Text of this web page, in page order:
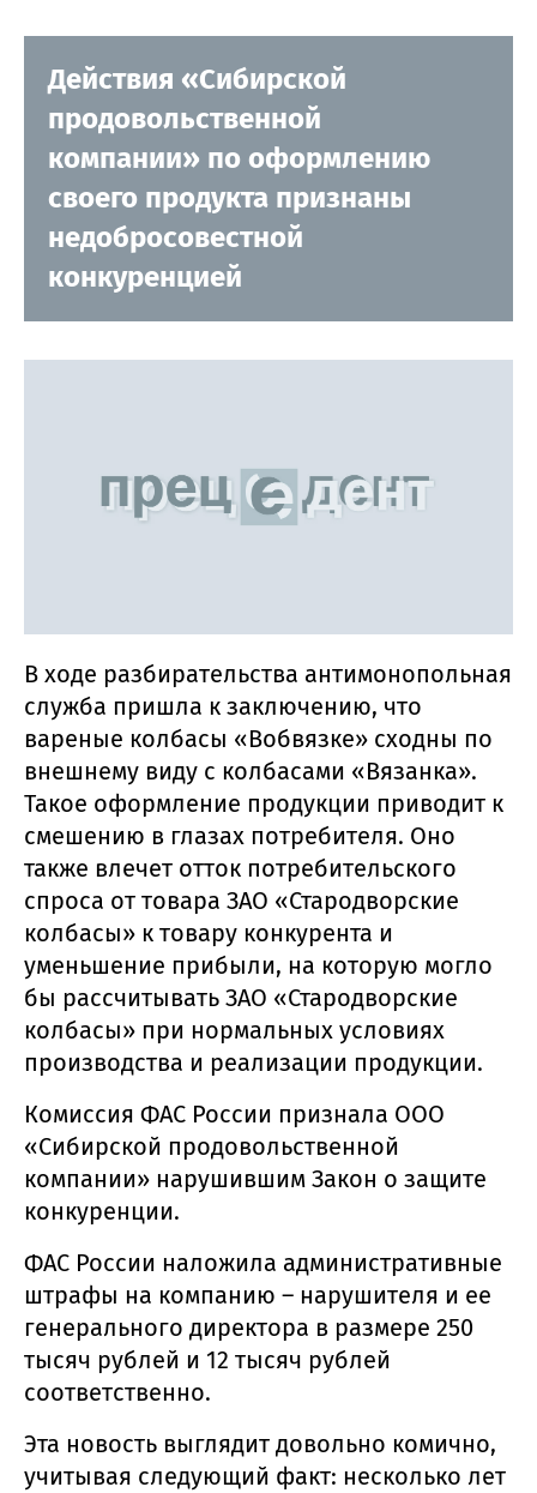
Действия «Сибирской
продовольственной
компании» по оформлению
своего продукта признаны
недобросовестной
конкуренцией
В ходе разбирательства антимонопольная
служба пришла к заключению, что
вареные колбасы «Вобвязке» сходны по
внешнему виду с колбасами «Вязанка».
Такое оформление продукции приводит к
смешению в глазах потребителя. Оно
также влечет отток потребительского
спроса от товара ЗАО «Стародворские
колбасы» к товару конкурента и
уменьшение прибыли, на которую могло
бы рассчитывать ЗАО «Стародворские
колбасы» при нормальных условиях
производства и реализации продукции.
Комиссия ФАС России признала ООО
«Сибирской продовольственной
компании» нарушившим Закон о защите
конкуренции.
ФАС России наложила административные
штрафы на компанию – нарушителя и ее
генерального директора в размере 250
тысяч рублей и 12 тысяч рублей
соответственно.
Эта новость выглядит довольно комично,
учитывая следующий факт: несколько лет